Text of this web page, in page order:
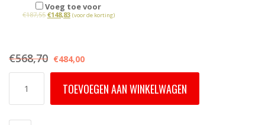
Voeg toe voor
€187,55 €148,83 (voor de korting)
€568,70 €484,00
MK04
TOEVOEGEN AAN WINKELWAGEN